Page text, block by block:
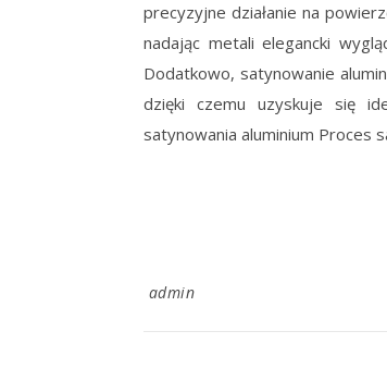
precyzyjne działanie na
nadając metali elegancki
Dodatkowo, satynowanie
dzięki czemu uzyskuje się
satynowania aluminium Proces
admin